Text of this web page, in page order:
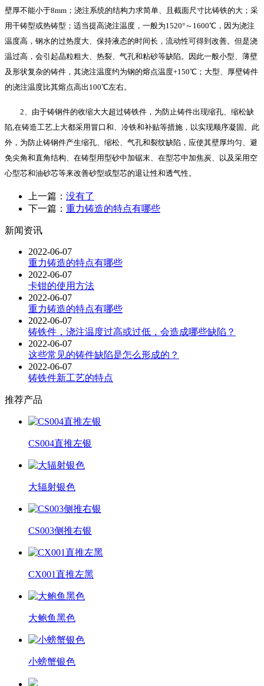
壁厚不能小于8mm；浇注系统的结构力求简单、且截面尺寸比铸铁的大；采
用干铸型或热铸型；适当提高浇注温度，一般为1520°～1600℃，因为浇注
温度高，钢水的过热度大、保持液态的时间长，流动性可得到改善。但是浇
温过高，会引起晶粒粗大、热裂、气孔和粘砂等缺陷。因此一般小型、薄壁
及形状复杂的铸件，其浇注温度约为钢的熔点温度+150℃；大型、厚壁铸件
的浇注温度比其熔点高出100℃左右。
2、由于铸钢件的收缩大大超过铸铁件，为防止铸件出现缩孔、缩松缺
陷,在铸造工艺上大都采用冒口和、冷铁和补贴等措施，以实现顺序凝固。此
外，为防止铸钢件产生缩孔、缩松、气孔和裂纹缺陷，应使其壁厚均匀、避
免尖角和直角结构、在铸型用型砂中加锯末、在型芯中加焦炭、以及采用空
心型芯和油砂芯等来改善砂型或型芯的退让性和透气性。
上一篇： 没有了
下一篇： 重力铸造的特点有哪些
新闻资讯
2022-06-07
重力铸造的特点有哪些
2022-06-07
卡钳的使用方法
2022-06-07
重力铸造的特点有哪些
2022-06-07
铸铁件，浇注温度过高或过低，会造成哪些缺陷？
2022-06-07
这些常见的铸件缺陷是怎么形成的？
2022-06-07
铸铁件新工艺的特点
推荐产品
CS004直推左银
大辐射银色
CS003侧推右银
CX001直推左黑
大鲍鱼黑色
小螃蟹银色